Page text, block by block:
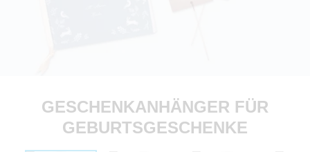
GESCHENKANHÄNGER FÜR
GEBURTSGESCHENKE